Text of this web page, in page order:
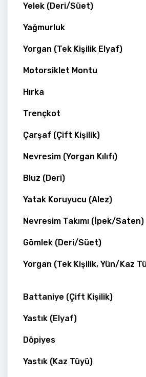
Yelek (Deri/Süet)
Yağmurluk
Yorgan (Tek Kişilik Elyaf)
Motorsiklet Montu
Hırka
Trençkot
Çarşaf (Çift Kişilik)
Nevresim (Yorgan Kılıfı)
Bluz (Deri)
Yatak Koruyucu (Alez)
Nevresim Takımı (İpek/Saten)
Gömlek (Deri/Süet)
Yorgan (Tek Kişilik, Yün/Kaz
Battaniye (Çift Kişilik)
Yastık (Elyaf)
Döpiyes
Yastık (Kaz Tüyü)